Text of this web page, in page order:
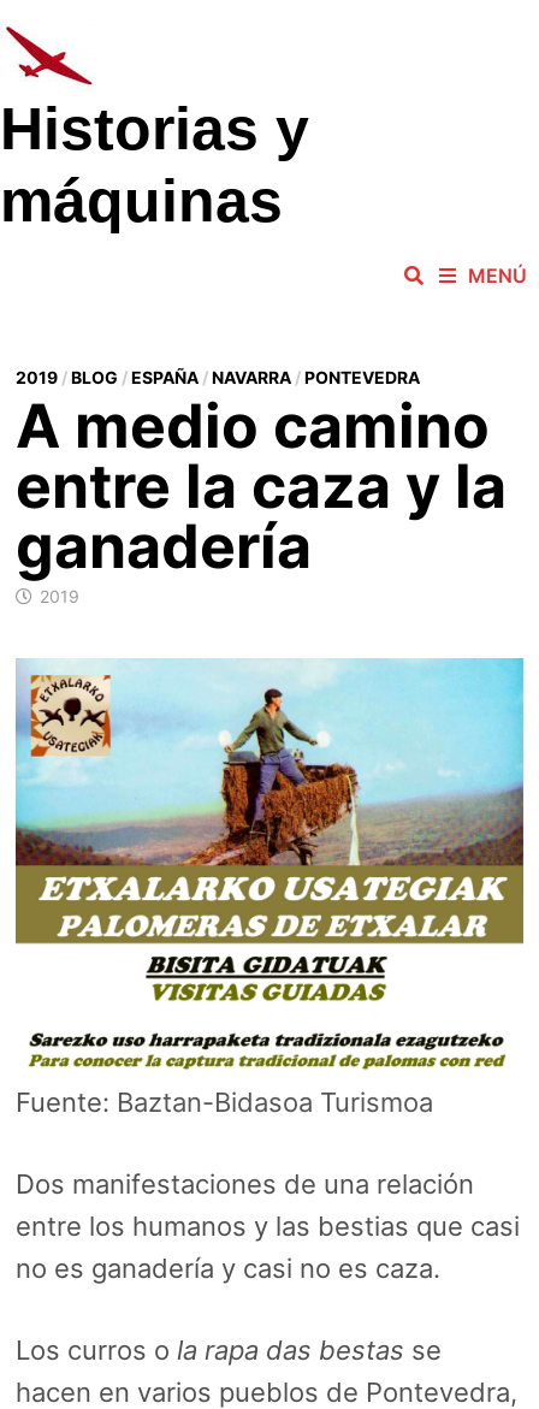
al
contenido
Historias y
máquinas
MENÚ
2019/BLOG /ESPAÑA/NAVARRA/PONTEVEDRA
A medio camino
entre la caza y la
ganadería
2019
Fuente: Baztan-Bidasoa Turismoa
Dos manifestaciones de una relación
entre los humanos y las bestias que casi
no es ganadería y casi no es caza.
Los curros o la rapa das bestas se
hacen en varios pueblos de Pontevedra,